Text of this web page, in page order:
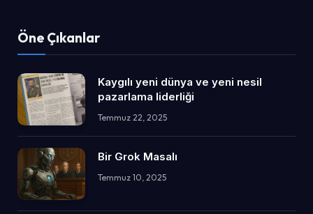
Öne Çıkanlar
Kaygılı yeni dünya ve yeni nesil
pazarlama liderliği
Temmuz 22, 2025
Bir Grok Masalı
Temmuz 10, 2025